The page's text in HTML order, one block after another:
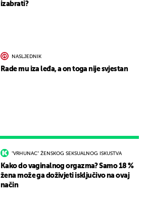
"VRHUNAC" ŽENSKOG SEKSUALNOG ISKUSTVA
Kako do vaginalnog orgazma? Samo 18 %
žena može ga doživjeti isključivo na ovaj
način
izabrati?
NASLJEDNIK
Rade mu iza leđa, a on toga nije svjestan